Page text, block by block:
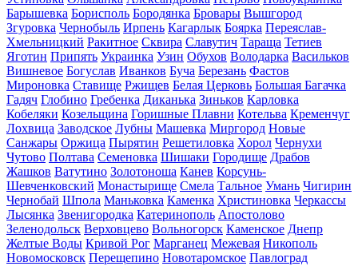
Барышевка Борисполь Бородянка Бровары Вышгород
Згуровка Чернобыль Ирпень Кагарлык Боярка Переяслав-
Хмельницкий Ракитное Сквира Славутич Тараща Тетиев
Яготин Припять Украинка Узин Обухов Володарка Васильков
Вишневое Богуслав Иванков Буча Березань Фастов
Мироновка Ставище Ржищев Белая Церковь Большая Багачка
Гадяч Глобино Гребенка Диканька Зиньков Карловка
Кобеляки Козельщина Горишные Плавни Котельва Кременчуг
Лохвица Заводское Лубны Машевка Миргород Новые
Санжары Оржица Пырятин Решетиловка Хорол Чернухи
Чутово Полтава Семеновка Шишаки Городище Драбов
Жашков Ватутино Золотоноша Канев Корсунь-
Шевченковский Монастырище Смела Тальное Умань Чигирин
Чернобай Шпола Маньковка Каменка Христиновка Черкассы
Лысянка Звенигородка Катеринополь Апостолово
Зеленодольск Верховцево Вольногорск Каменское Днепр
Желтые Воды Кривой Рог Марганец Межевая Никополь
Новомосковск Перещепино Новотаромское Павлоград